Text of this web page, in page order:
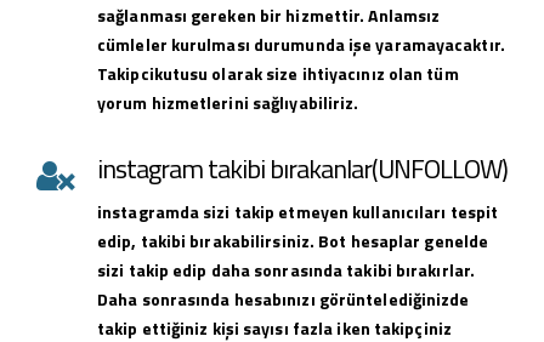
sağlanması gereken bir hizmettir. Anlamsız
cümleler kurulması durumunda işe yaramayacaktır.
Takipcikutusu olarak size ihtiyacınız olan tüm
yorum hizmetlerini sağlıyabiliriz.
instagram takibi bırakanlar(UNFOLLOW)
instagramda sizi takip etmeyen kullanıcıları tespit
edip, takibi bırakabilirsiniz. Bot hesaplar genelde
sizi takip edip daha sonrasında takibi bırakırlar.
Daha sonrasında hesabınızı görüntelediğinizde
takip ettiğiniz kişi sayısı fazla iken takipçiniz